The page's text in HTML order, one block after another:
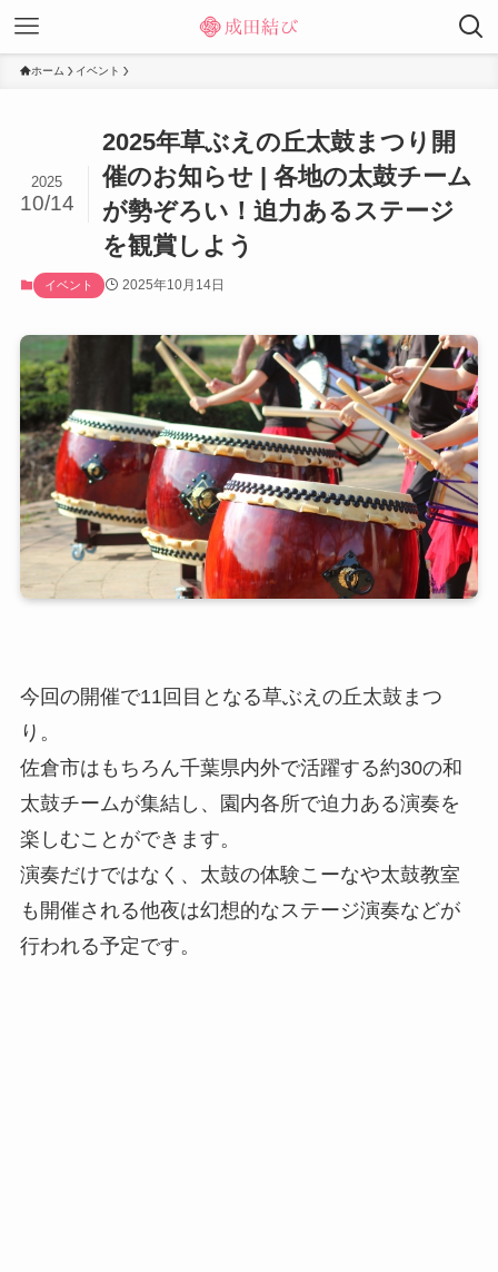
ホーム イベント
2025年草ぶえの丘太鼓まつり開
催のお知らせ | 各地の太鼓チーム
が勢ぞろい！迫力あるステージ
を観賞しよう
2025
10/14
イベント 2025年10月14日
今回の開催で11回目となる草ぶえの丘太鼓まつ
り。
佐倉市はもちろん千葉県内外で活躍する約30の和
太鼓チームが集結し、園内各所で迫力ある演奏を
楽しむことができます。
演奏だけではなく、太鼓の体験こーなや太鼓教室
も開催される他夜は幻想的なステージ演奏などが
行われる予定です。